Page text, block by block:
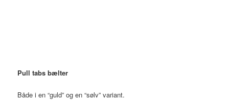
Pull tabs bælter
Både i en “guld” og en “sølv” variant.